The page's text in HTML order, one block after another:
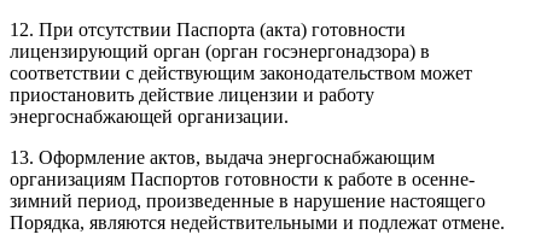
12. При отсутствии Паспорта (акта) готовности
лицензирующий орган (орган госэнергонадзора) в
соответствии с действующим законодательством может
приостановить действие лицензии и работу
энергоснабжающей организации.
13. Оформление актов, выдача энергоснабжающим
организациям Паспортов готовности к работе в осенне-
зимний период, произведенные в нарушение настоящего
Порядка, являются недействительными и подлежат отмене.